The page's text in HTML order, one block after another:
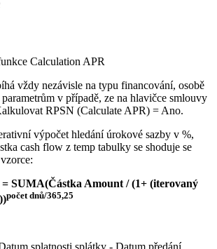
Calculation APR
vždy nezávisle na typu financování, osobě
v případě, ze na hlavičce smlouvy
RPSN (Calculate APR) = Ano.
výpočet hledání úrokové sazby v %,
cash flow z temp tabulky se shoduje se
SUMA(Částka Amount / (1+ (iterovaný
počet dnů/365,25
splatnosti splátky - Datum předání